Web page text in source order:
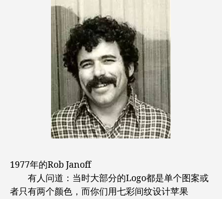
1977年的Rob Janoff
有人问道：当时大部分的Logo都是单个图案或
者只有两个颜色，而你们用七彩间纹设计苹果